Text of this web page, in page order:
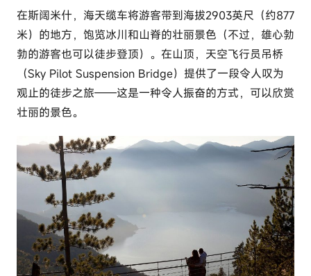
在斯阔米什， 海天缆车将游客带到海拔2903英尺（约877
米）的地方，饱览冰川和山脊的壮丽景色（不过，雄心勃
勃的游客也可以徒步登顶）。在山顶，天空飞行员吊桥
（Sky Pilot Suspension Bridge）提供了一段令人叹为
观止的徒步之旅——这是一种令人振奋的方式，可以欣赏
壮丽的景色。